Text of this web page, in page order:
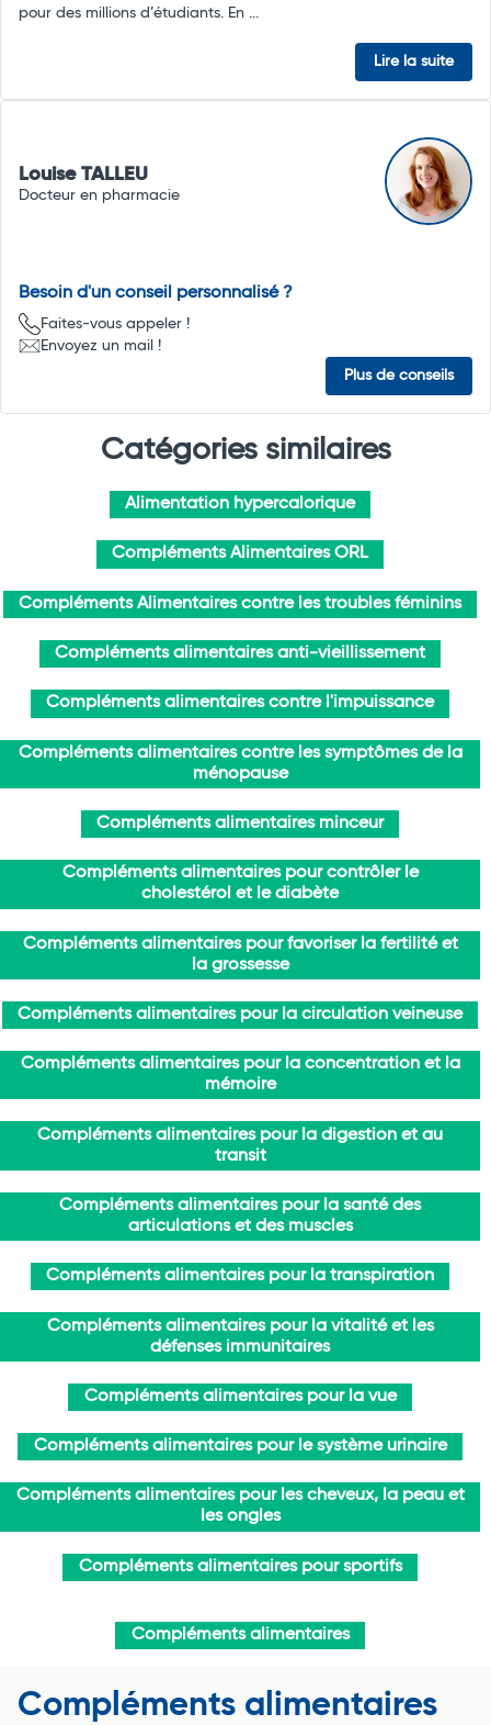
pour des millions d’étudiants. En ...
Lire la suite
Louise TALLEU
Docteur en pharmacie
Besoin d'un conseil personnalisé ?
Faites-vous appeler !
Envoyez un mail !
Plus de conseils
Catégories similaires
Alimentation hypercalorique
Compléments Alimentaires ORL
Compléments Alimentaires contre les troubles féminins
Compléments alimentaires anti-vieillissement
Compléments alimentaires contre l'impuissance
Compléments alimentaires contre les symptômes de la
ménopause
Compléments alimentaires minceur
Compléments alimentaires pour contrôler le
cholestérol et le diabète
Compléments alimentaires pour favoriser la fertilité et
la grossesse
Compléments alimentaires pour la circulation veineuse
Compléments alimentaires pour la concentration et la
mémoire
Compléments alimentaires pour la digestion et au
transit
Compléments alimentaires pour la santé des
articulations et des muscles
Compléments alimentaires pour la transpiration
Compléments alimentaires pour la vitalité et les
défenses immunitaires
Compléments alimentaires pour la vue
Compléments alimentaires pour le système urinaire
Compléments alimentaires pour les cheveux, la peau et
les ongles
Compléments alimentaires pour sportifs
Compléments alimentaires
Compléments alimentaires